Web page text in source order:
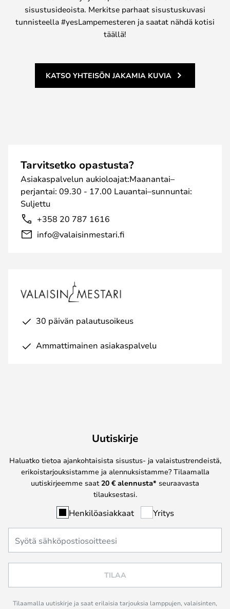
sisustusideoista. Merkitse parhaat sisustuskuvasi
tunnisteella #yesLampemesteren ja saatat nähdä kotisi
täällä!
KATSO YHTEISÖN JAKAMIA KUVIA
Tarvitsetko opastusta?
Asiakaspalvelun aukioloajat:Maanantai–
perjantai: 09.30 - 17.00 Lauantai–sunnuntai:
Suljettu
+358 20 787 1616
info@valaisinmestari.fi
30 päivän palautusoikeus
Ammattimainen asiakaspalvelu
Uutiskirje
Haluatko tietoa ajankohtaisista sisustus- ja valaistustrendeistä,
erikoistarjouksistamme ja alennuksistamme? Tilaamalla
uutiskirjeemme saat 20 € alennusta* seuraavasta
tilauksestasi.
Henkilöasiakkaat Yritys
TILAA
Tilaamalla uutiskirje ja saat erilaisia tarjouksia lamppujen, valaisinten,